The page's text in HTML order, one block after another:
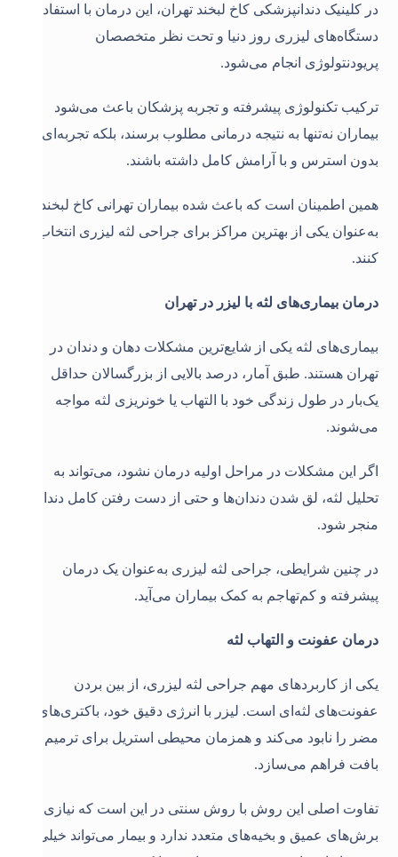
در کلینیک دندانپزشکی کاخ لبخند تهران، این درمان با استفاده از
دستگاه‌های لیزری روز دنیا و تحت نظر متخصصان
پریودنتولوژی انجام می‌شود.
ترکیب تکنولوژی پیشرفته و تجربه پزشکان باعث می‌شود
بیماران نه‌تنها به نتیجه درمانی مطلوب برسند، بلکه تجربه‌ای
بدون استرس و با آرامش کامل داشته باشند.
همین اطمینان است که باعث شده بیماران تهرانی کاخ لبخند را
به‌عنوان یکی از بهترین مراکز برای جراحی لثه لیزری انتخاب
کنند.
درمان بیماری‌های لثه با لیزر در تهران
بیماری‌های لثه یکی از شایع‌ترین مشکلات دهان و دندان در
تهران هستند. طبق آمار، درصد بالایی از بزرگسالان حداقل
یک‌بار در طول زندگی خود با التهاب یا خونریزی لثه مواجه
می‌شوند.
اگر این مشکلات در مراحل اولیه درمان نشود، می‌تواند به
تحلیل لثه، لق شدن دندان‌ها و حتی از دست رفتن کامل دندان‌ها
منجر شود.
در چنین شرایطی، جراحی لثه لیزری به‌عنوان یک درمان
پیشرفته و کم‌تهاجم به کمک بیماران می‌آید.
درمان عفونت و التهاب لثه
یکی از کاربردهای مهم جراحی لثه لیزری، از بین بردن
عفونت‌های لثه‌ای است. لیزر با انرژی دقیق خود، باکتری‌های
مضر را نابود می‌کند و همزمان محیطی استریل برای ترمیم
بافت فراهم می‌سازد.
تفاوت اصلی این روش با روش سنتی در این است که نیازی به
برش‌های عمیق و بخیه‌های متعدد ندارد و بیمار می‌تواند خیلی